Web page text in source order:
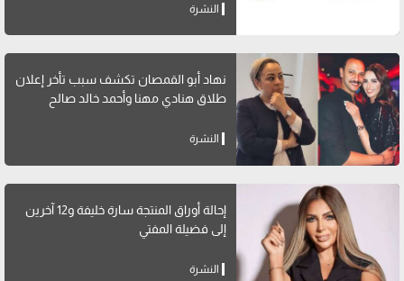
النشرة
نهاد أبو القمصان تكشف سبب تأخر إعلان
طلاق هنادي مهنا وأحمد خالد صالح
النشرة
إحالة أوراق المنتجة سارة خليفة و12 آخرين
إلى فضيلة المفتي
النشرة